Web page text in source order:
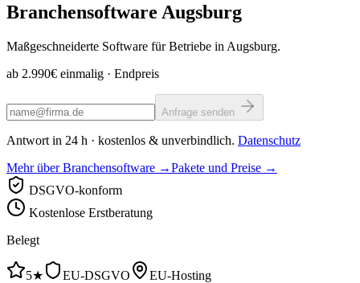
Branchensoftware Augsburg
Maßgeschneiderte Software für Betriebe in Augsburg.
ab 2.990€ einmalig · Endpreis
Anfrage senden
Antwort in 24 h · kostenlos & unverbindlich. Datenschutz
Mehr über Branchensoftware →Pakete und Preise →
DSGVO-konform
Kostenlose Erstberatung
Belegt
5★ EU-DSGVO
EU-Hosting